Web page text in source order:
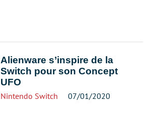
Alienware s’inspire de la
Switch pour son Concept
UFO
Nintendo Switch 07/01/2020